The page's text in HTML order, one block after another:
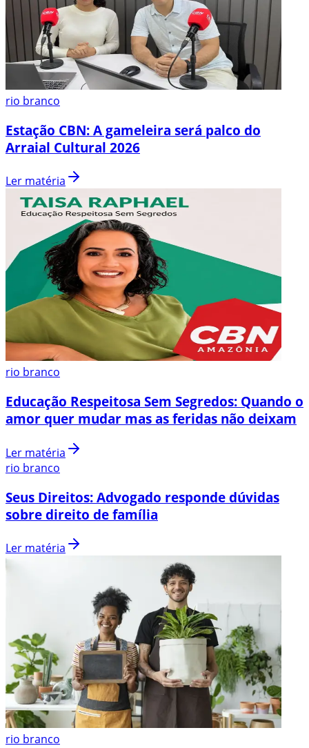
rio branco
Estação CBN: A gameleira será palco do
Arraial Cultural 2026
Ler matéria
rio branco
Educação Respeitosa Sem Segredos: Quando o
amor quer mudar mas as feridas não deixam
Ler matéria
rio branco
Seus Direitos: Advogado responde dúvidas
sobre direito de família
Ler matéria
rio branco